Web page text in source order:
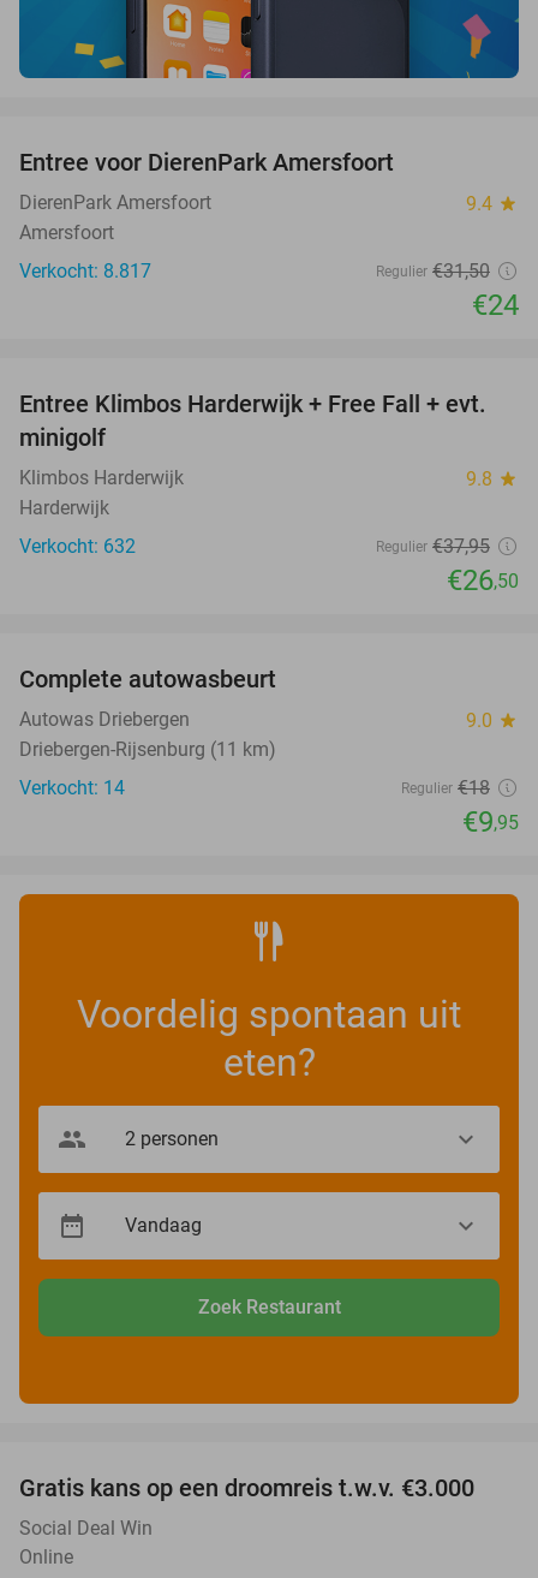
Entree voor DierenPark Amersfoort
DierenPark Amersfoort 9.4 star
Amersfoort
Verkocht: 8.817
Regulier €31,50
€24
30%
Entree Klimbos Harderwijk + Free Fall + evt.
minigolf
Klimbos Harderwijk 9.8 star
Harderwijk
Verkocht: 632
Regulier €37,95
€26,50
NEW
TODAY
Complete autowasbeurt
Autowas Driebergen 9.0 star
Driebergen-Rijsenburg (11 km)
Verkocht: 14
Regulier €18
€9,95
Voordelig spontaan uit
eten?
Zoek Restaurant
Gratis kans op een droomreis t.w.v. €3.000
Social Deal Win
Online